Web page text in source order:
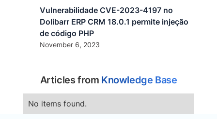
Vulnerabilidade CVE-2023-4197 no
Dolibarr ERP CRM 18.0.1 permite injeção
de código PHP
November 6, 2023
Articles from Knowledge Base
No items found.